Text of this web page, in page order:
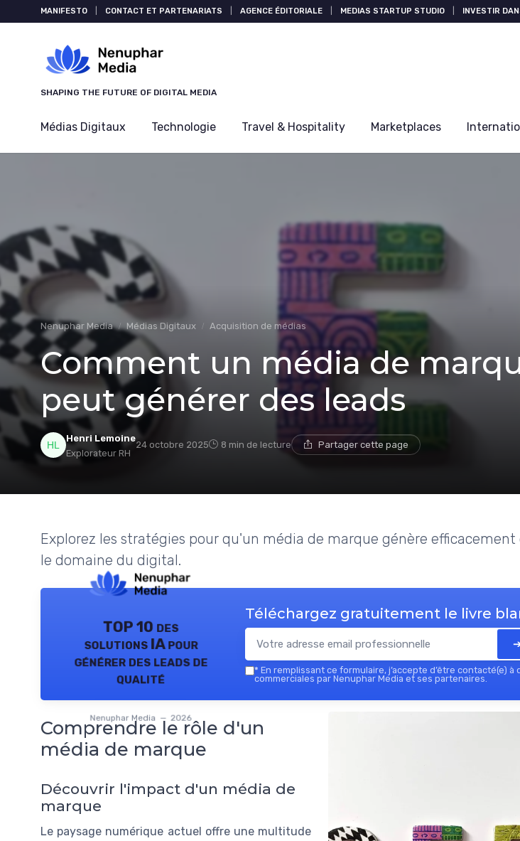
MANIFESTO CONTACT ET PARTENARIATS AGENCE ÉDITORIALE MEDIAS STARTUP STUDIO INVESTIR
SHAPING THE FUTURE OF DIGITAL MEDIA
Médias Digitaux Technologie Travel & Hospitality Marketplaces
Nenuphar Media Médias Digitaux Acquisition de médias
Comment un média de
peut générer des leads
Henri Lemoine
Explorateur RH
24 octobre 2025 8 min de lecture Partager cette page
Explorez les stratégies pour qu'un média de marque génère efficacement
le domaine du digital.
TOP 10 des
solutions IA pour
générer des leads de
qualité
Nenuphar Media — 2026
Téléchargez gratuitement le livre
* En remplissant ce formulaire, j’accepte d’être contacté(e) à
commerciales par Nenuphar Media et ses partenaires.
Comprendre le rôle d'un
média de marque
Découvrir l'impact d'un média de
marque
Le paysage numérique actuel offre une multitude
Panneau de gestion des cookies